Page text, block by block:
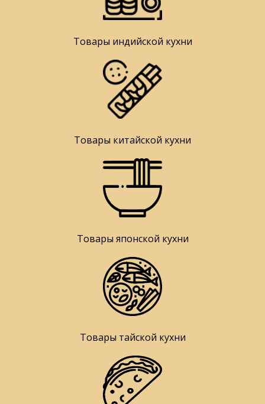
Товары индийской кухни
Товары китайской кухни
Товары японской кухни
Товары тайской кухни